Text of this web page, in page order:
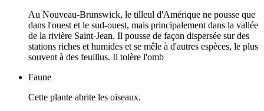
Au Nouveau-Brunswick, le tilleul d'Amérique ne pousse que
dans l'ouest et le sud-ouest, mais principalement dans la vallée
de la rivière Saint-Jean. Il pousse de façon dispersée sur des
stations riches et humides et se mêle à d'autres espèces, le plus
souvent à des feuillus. Il tolère l'omb
Faune
Cette plante abrite les oiseaux.